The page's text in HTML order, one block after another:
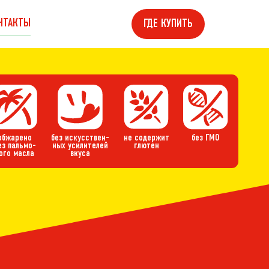
ГДЕ КУПИТЬ
пальмо-
масла
без искусствен-
ных усилителей
вкуса
не содержит
глютен
без ГМО